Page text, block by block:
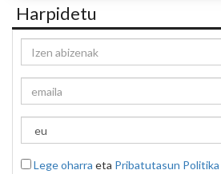
Harpidetu
Lege oharra eta Pribatutasun Politika